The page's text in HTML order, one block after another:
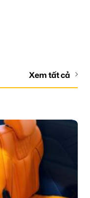
Xem tất cả